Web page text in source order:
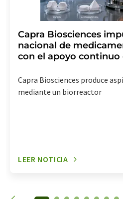
Capra Biosciences
nacional de
con el apoyo continuo
Capra Biosciences produce
mediante un biorreactor
LEER NOTICIA